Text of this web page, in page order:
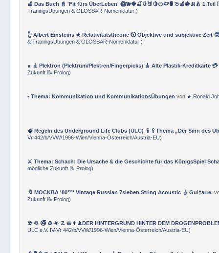
🍏 Das Buch 📓 'Fit fürs ÜberLeben' 🥝🫐🍓🍒🥭🍑🍋🍊🍉🍍🍈🍎🍇🍌🍐 1.Teil
TraningsÜbungen & GLOSSAR-Nomenklatur)
👆 Albert Einsteins ★ Relativitätstheorie 🕦 Objektive und subjektive Zeit
& TraningsÜbungen & GLOSSAR-Nomenklatur)
● 🎸 Plektron (Plektrum/Plektren/Fingerpicks) 🎸 Alte Plastik-Kreditkarte
Zukunft 📝 Prolog)
• Thema: Kommunikation und KommunikationsÜbungen von ★ Ronald
� Regeln des Underground Life Clubs (ULC) 🥄🥄Thema „Der Sinn des
Vr 442/b/VVW/1996-Wien/Vienna-Österreich/Austria-EU)
⚔ Thema: Schach: Die Ursache & die Geschichte für das KönigsSpiel
mögliche Zukunft 📝 Prolog)
🔖 MOCKBA '80™' Vintage Russian 7sieben.String Acoustic 🎸 Gui†arre.
Zukunft 📝 Prolog)
☢ ♲ 🚭 ♻ ☣ ☡ ☠ ⚕ ♟DER HINTERGRUND HINTER DEM
ULC e.V. IV-Vr 442/b/VVW/1996-Wien/Vienna-Österreich/Austria-EU)